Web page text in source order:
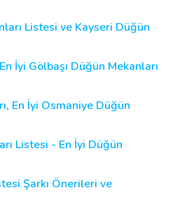
Listesi ve Kayseri Düğün
İyi Gölbaşı Düğün Mekanları
En İyi Osmaniye Düğün
Listesi - En İyi Düğün
Şarkı Önerileri ve